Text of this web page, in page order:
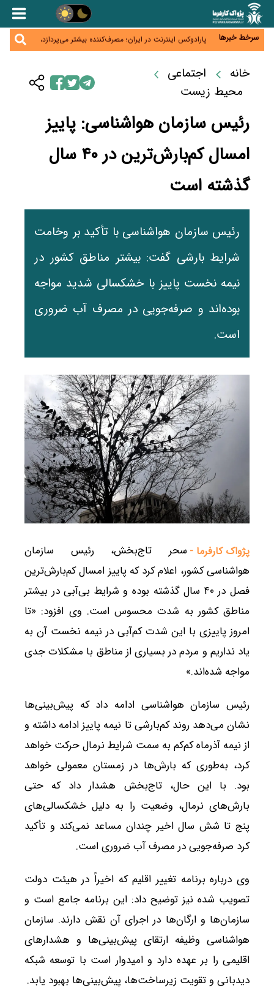
سرخط خبرها
زائران اربعین نگران ارز باقی‌مانده نباشند؛ خرید دینار در
جنگ کریدورها وارد فاز جدید شد؛ سرمایه‌گذاری ۳۴۵
میلیارد دلاری اوراسیا تا ۲۰۳۵
پارادوکس اینترنت در ایران؛ مصرف‌کننده بیشتر می‌پردازد،
شبکه کمتر توسعه می‌یابد
جدید سیاست‌های مالیاتی در حمایت از تولید
معمای تأمین ۸۰ همت معوقات بازنشستگان؛ بانک رفاه
وارد میدان شد
خانه
اجتماعی
محیط زیست
رئیس سازمان هواشناسی: پاییز
امسال کم‌بارش‌ترین در ۴۰ سال
گذشته است
رئیس سازمان هواشناسی با تأکید بر وخامت
شرایط بارشی گفت: بیشتر مناطق کشور در
نیمه نخست پاییز با خشکسالی شدید مواجه
بوده‌اند و صرفه‌جویی در مصرف آب ضروری
است.
پژواک کارفرما - سحر تاج‌بخش، رئیس سازمان
هواشناسی کشور، اعلام کرد که پاییز امسال کم‌بارش‌ترین
فصل در ۴۰ سال گذشته بوده و شرایط بی‌آبی در بیشتر
مناطق کشور به شدت محسوس است. وی افزود: «تا
امروز پاییزی با این شدت کم‌آبی در نیمه نخست آن به
یاد نداریم و مردم در بسیاری از مناطق با مشکلات جدی
مواجه شده‌اند.»
رئیس سازمان هواشناسی ادامه داد که پیش‌بینی‌ها
نشان می‌دهد روند کم‌بارشی تا نیمه پاییز ادامه داشته و
از نیمه آذرماه کم‌کم به سمت شرایط نرمال حرکت خواهد
کرد، به‌طوری که بارش‌ها در زمستان معمولی خواهد
بود. با این حال، تاج‌بخش هشدار داد که حتی
بارش‌های نرمال، وضعیت را به دلیل خشکسالی‌های
پنج تا شش سال اخیر چندان مساعد نمی‌کند و تأکید
کرد صرفه‌جویی در مصرف آب ضروری است.
وی درباره برنامه تغییر اقلیم که اخیراً در هیئت دولت
تصویب شده نیز توضیح داد: این برنامه جامع است و
سازمان‌ها و ارگان‌ها در اجرای آن نقش دارند. سازمان
هواشناسی وظیفه ارتقای پیش‌بینی‌ها و هشدارهای
اقلیمی را بر عهده دارد و امیدوار است با توسعه شبکه
دیدبانی و تقویت زیرساخت‌ها، پیش‌بینی‌ها بهبود یابد.